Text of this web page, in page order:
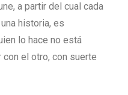
a partir del cual cada
historia, es
lo hace no está
el otro, con suerte